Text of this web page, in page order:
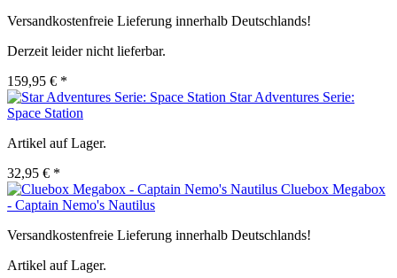
Versandkostenfreie Lieferung innerhalb Deutschlands!
Derzeit leider nicht lieferbar.
159,95 € *
Star Adventures Serie:
Space Station
Artikel auf Lager.
32,95 € *
Cluebox Megabox
- Captain Nemo's Nautilus
Versandkostenfreie Lieferung innerhalb Deutschlands!
Artikel auf Lager.